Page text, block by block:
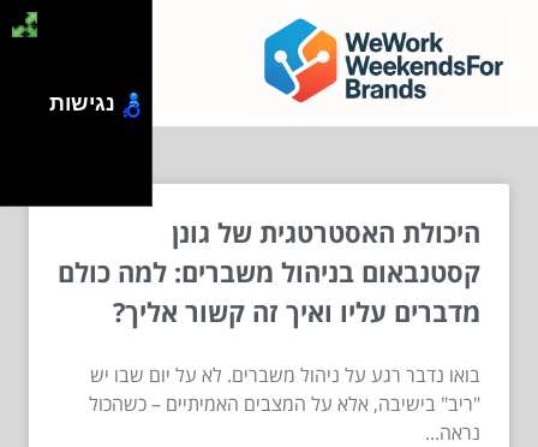
היכולת האסטרטגית של גונן
קסטנבאום בניהול משברים: למה כולם
מדברים עליו ואיך זה קשור אליך?
בואו נדבר רגע על ניהול משברים. לא על יום שבו יש
"ריב" בישיבה, אלא על המצבים האמיתיים – כשהכול
נראה...
נגישות